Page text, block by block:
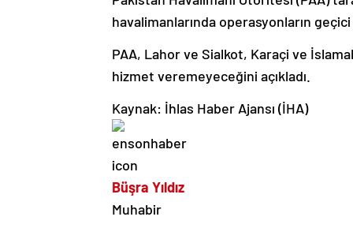
havalimanlarında operasyonların geçici
PAA, Lahor ve Sialkot, Karaçi ve
hizmet veremeyeceğini açıkladı.
Kaynak: İhlas Haber Ajansı (İHA)
Büşra Yıldız
Muhabir